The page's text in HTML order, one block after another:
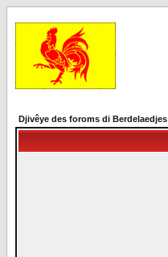
Djivêye des foroms di Berdelaedjes